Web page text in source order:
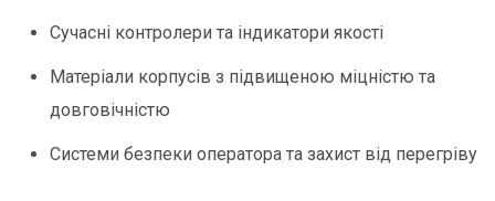
Сучасні контролери та індикатори якості
Матеріали корпусів з підвищеною міцністю та
довговічністю
Системи безпеки оператора та захист від перегріву